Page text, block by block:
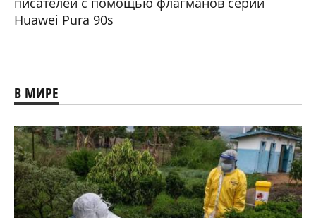
Huawei Pura 90s
В МИРЕ